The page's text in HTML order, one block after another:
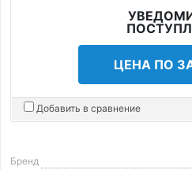
ЦЕНА ПО
Добавить в сравнение
Бренд